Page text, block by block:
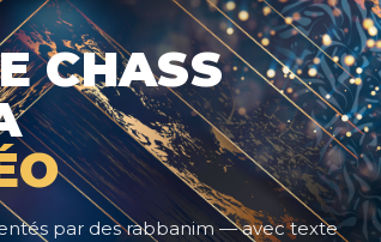
CHASS
par des rabbanim — avec texte